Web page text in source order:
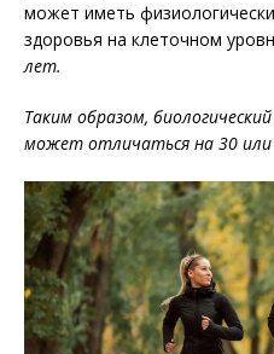
может иметь
здоровья на клеточном
лет.
Таким образом,
может отличаться на 30